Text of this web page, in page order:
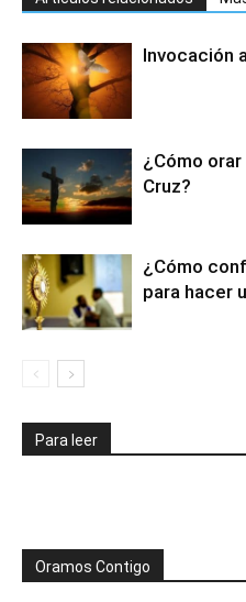
Invocación
¿Cómo
Cruz?
¿Cómo
para hacer
Para leer
Oramos Contigo